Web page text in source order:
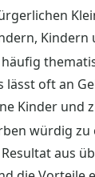
Kindern
oft an
Kinder und
würdig
aus